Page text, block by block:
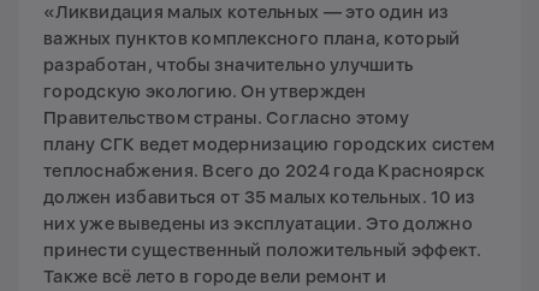
«Ликвидация малых котельных — это один из
важных пунктов комплексного плана, который
разработан, чтобы значительно улучшить
городскую экологию. Он утвержден
Правительством страны. Согласно этому
плану СГК ведет модернизацию городских систем
теплоснабжения. Всего до 2024 года Красноярск
должен избавиться от 35 малых котельных. 10 из
них уже выведены из эксплуатации. Это должно
принести существенный положительный эффект.
Также всё лето в городе вели ремонт и